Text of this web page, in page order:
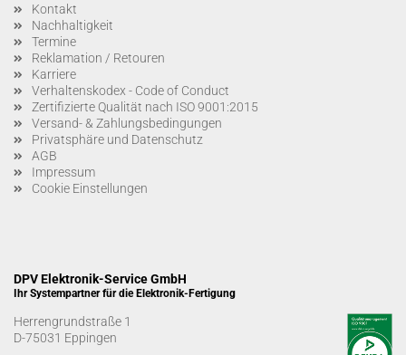
Kontakt
Nachhaltigkeit
Termine
Reklamation / Retouren
Karriere
Verhaltenskodex - Code of Conduct
Zertifizierte Qualität nach ISO 9001:2015
Versand- & Zahlungsbedingungen
Privatsphäre und Datenschutz
AGB
Impressum
Cookie Einstellungen
DPV Elektronik-Service GmbH
Ihr Systempartner für die Elektronik-Fertigung
Herrengrundstraße 1
D-75031 Eppingen